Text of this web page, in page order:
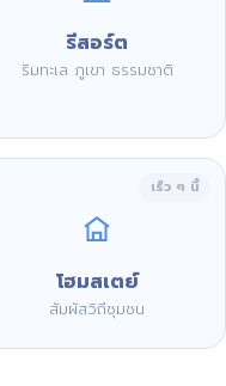
รีสอร์ต
ริมทะเล ภูเขา ธรรมชาติ
เร็ว ๆ นี้
โฮมสเตย์
สัมผัสวิถีชุมชน